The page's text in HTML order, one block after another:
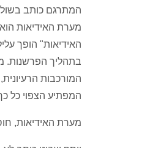
המתרגם כותב
מערת האידיאות
האידיאות" הופך
בתהליך הפרשנות.
המורכבות
המפתיע הצפוי כל
מערת האידיאות, חוסה